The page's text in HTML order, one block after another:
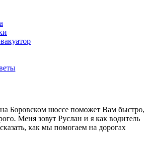
Боровском шоссе поможет Вам быстро,
Меня зовут Руслан и я как водитель
как мы помогаем на дорогах